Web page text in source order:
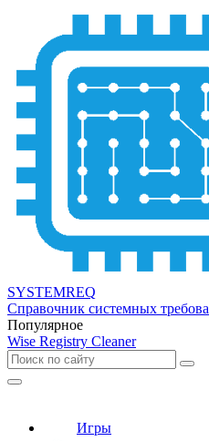
SYSTEMREQ
Справочник системных
Популярное
Wise Registry Cleaner
Игры